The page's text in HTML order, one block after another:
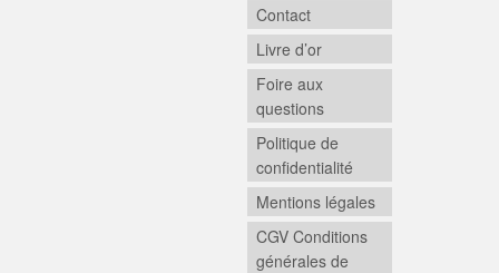
Contact
Livre d’or
Foire aux
questions
Politique de
confidentialité
Mentions légales
CGV Conditions
générales de